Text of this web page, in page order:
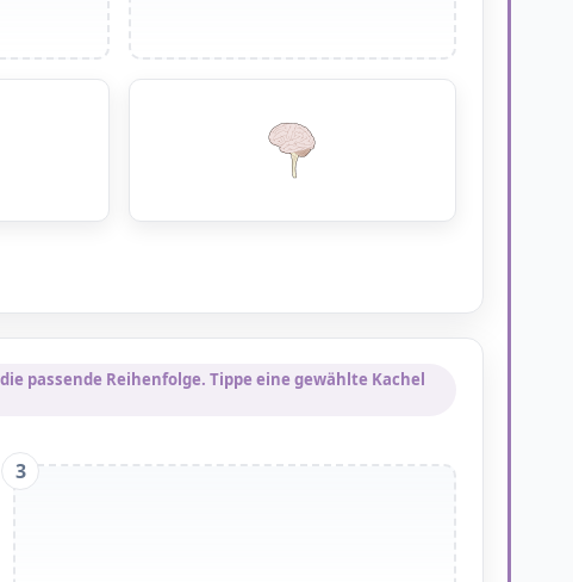
passende Reihenfolge. Tippe eine gewählte Kachel
3